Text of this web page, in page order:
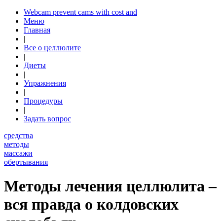
Webcam prevent cams with cost and
Меню
Главная
|
Все о целлюлите
|
Диеты
|
Упражнения
|
Процедуры
|
Задать вопрос
средства
методы
массажи
обертывания
Методы лечения целлюлита –
вся правда о колдовских